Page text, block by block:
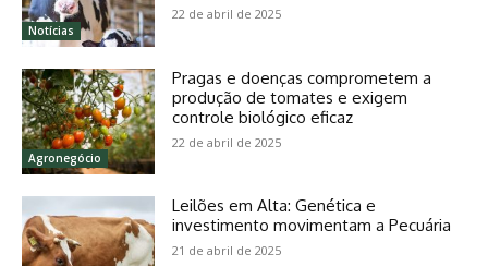
Notícias
22 de abril de 2025
Agronegócio
Pragas e doenças comprometem a
produção de tomates e exigem
controle biológico eficaz
22 de abril de 2025
Leilões em Alta: Genética e
investimento movimentam a Pecuária
21 de abril de 2025